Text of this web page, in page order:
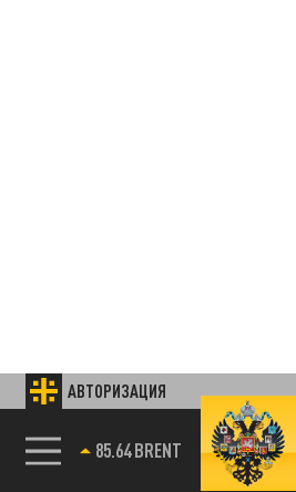
АВТОРИЗАЦИЯ
85.64 BRENT